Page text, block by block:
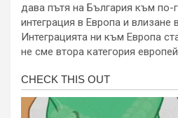
дава пътя на България към по-
интеграция в Европа и влизане
Интеграцията ни към Европа
не сме втора категория